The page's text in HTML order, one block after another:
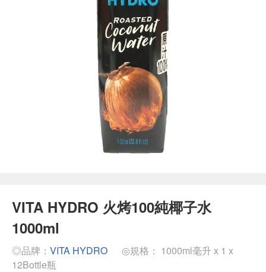
VITA HYDRO 火烤100純椰子水
1000ml
◎品牌： VITA HYDRO
◎規格： 1000ml毫升 x 1 x
12Bottle瓶